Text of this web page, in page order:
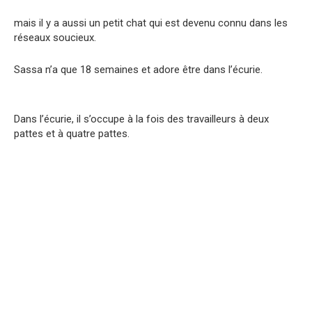
mais il y a aussi un petit chat qui est devenu connu dans les
réseaux soucieux.
Sassa n’a que 18 semaines et adore être dans l’écurie.
Dans l’écurie, il s’occupe à la fois des travailleurs à deux
pattes et à quatre pattes.